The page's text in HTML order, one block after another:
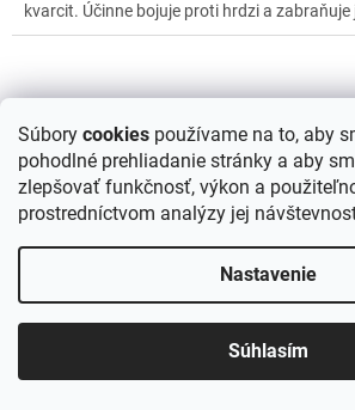
Súbory cookies používame na to, aby
pohodlné prehliadanie stránky a aby
zlepšovať funkčnosť, výkon a
prostredníctvom analýzy jej
Nastavenie
Súhlasím
kvarcit. Účinne bojuje proti hrdzi a zabraňuje